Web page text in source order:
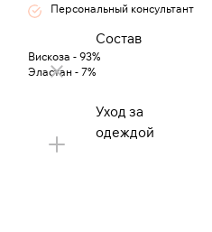
Персональный консультант
Состав
Вискоза - 93%
Эластан - 7%
Уход за
одеждой